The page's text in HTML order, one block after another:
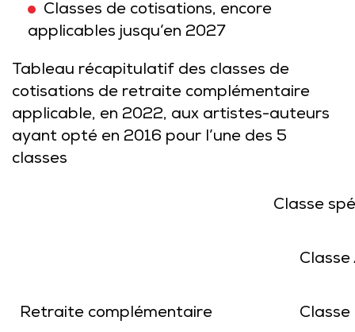
Classes de cotisations, encore
applicables jusqu’en 2027
Tableau récapitulatif des classes de
cotisations de retraite complémentaire
applicable, en 2022, aux artistes-auteurs
ayant opté en 2016 pour l’une des 5
classes
Retraite complémentaire
Classe
Classe
Classe